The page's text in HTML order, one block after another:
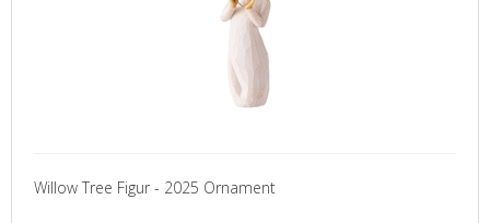
Willow Tree Figur - 2025 Ornament